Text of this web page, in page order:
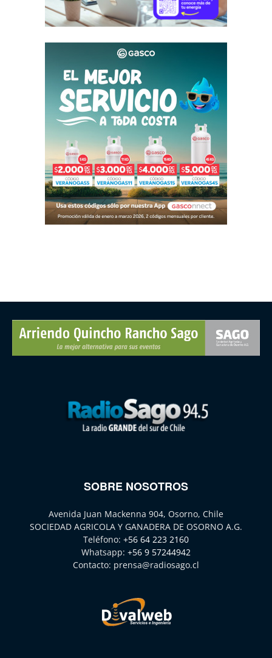
SOBRE NOSOTROS
Avenida Juan Mackenna 904, Osorno, Chile
SOCIEDAD AGRICOLA Y GANADERA DE OSORNO A.G.
Teléfono: +56 64 223 2160
Whatsapp: +56 9 57244942
Contacto: prensa@radiosago.cl